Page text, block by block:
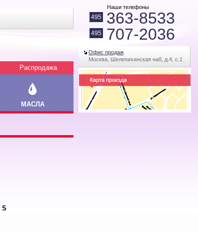
Наши телефоны
495 363-8533
495 707-2036
Офис продаж
Москва, Шелепихинская наб, д.4, с.1
Распродажа
МАСЛА
S